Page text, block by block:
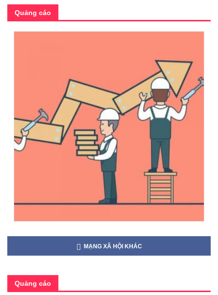
Quảng cáo
MẠNG XÃ HỘI KHÁC
Quảng cáo